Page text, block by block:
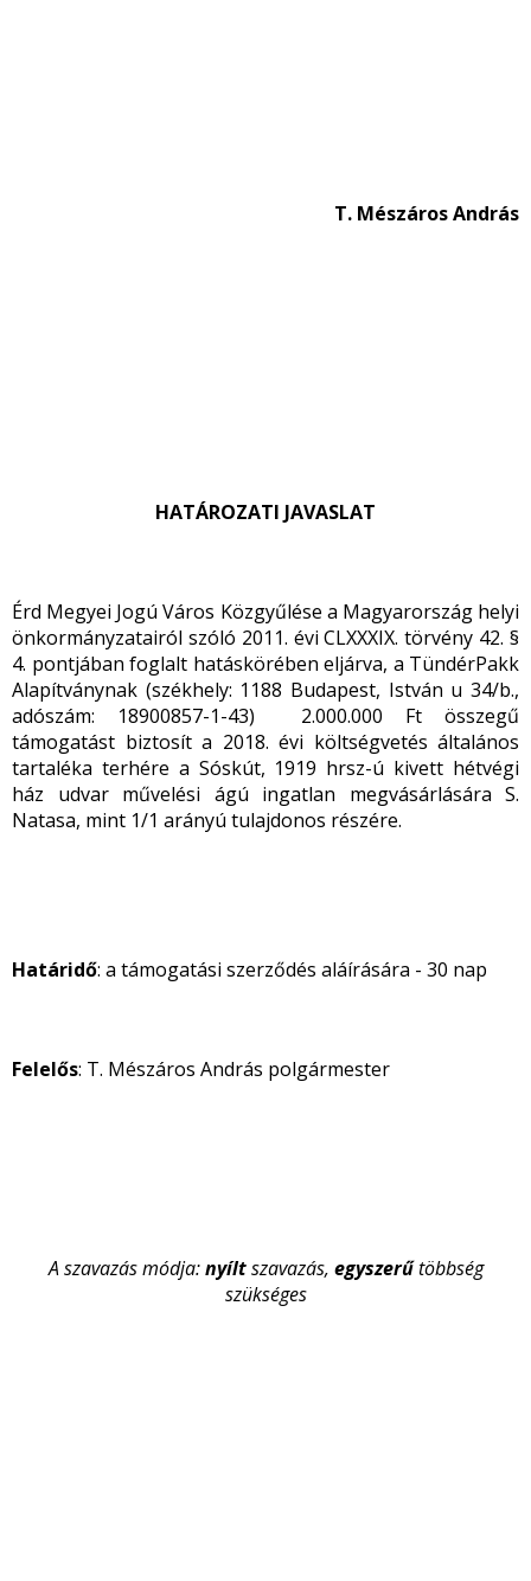
T. Mészáros András
HATÁROZATI JAVASLAT
Érd Megyei Jogú Város Közgyűlése a Magyarország helyi
önkormányzatairól szóló 2011. évi CLXXXIX. törvény 42. §
4. pontjában foglalt hatáskörében eljárva, a TündérPakk
Alapítványnak (székhely: 1188 Budapest, István u 34/b.,
adószám: 18900857-1-43) 2.000.000 Ft összegű
támogatást biztosít a 2018. évi költségvetés általános
tartaléka terhére a Sóskút, 1919 hrsz-ú kivett hétvégi
ház udvar művelési ágú ingatlan megvásárlására S.
Natasa, mint 1/1 arányú tulajdonos részére.
Határidő: a támogatási szerződés aláírására - 30 nap
Felelős: T. Mészáros András polgármester
A szavazás módja:nyíltszavazás, egyszerűtöbbség
szükséges